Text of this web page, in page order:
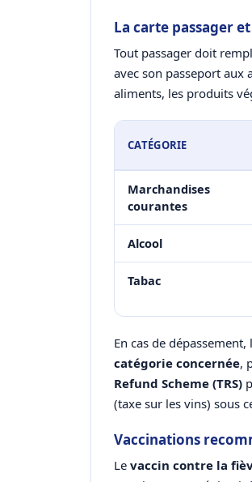
La carte passager
Tout passager doit
avec son passeport aux
aliments, les produits
CATÉGORIE
Marchandises
courantes
Alcool
Tabac
En cas de
catégorie concernée,
Refund Scheme (TRS)
(taxe sur les vins) sous
Vaccinations
Le vaccin contre la